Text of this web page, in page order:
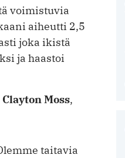
voimistuvia
aiheutti 2,5
joka ikistä
ja haastoi
Clayton Moss,
taitavia